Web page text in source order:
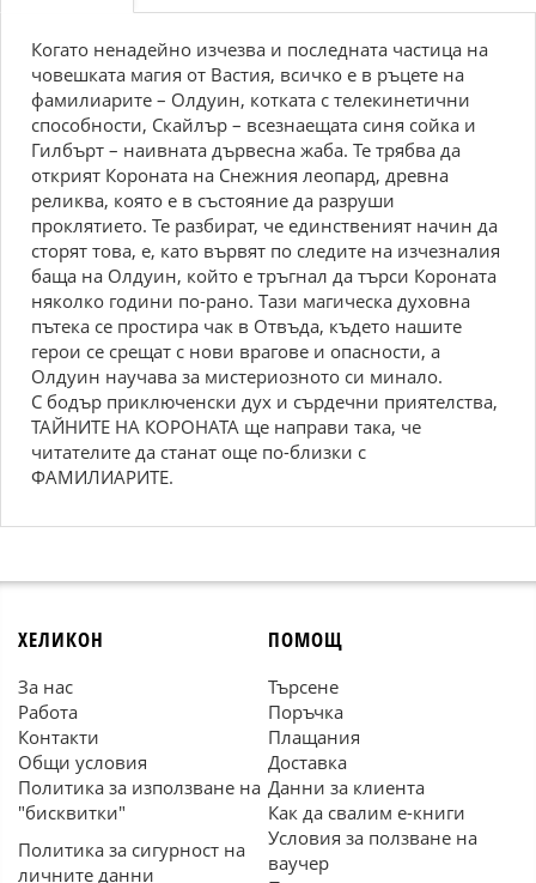
Когато ненадейно изчезва и последната частица на
човешката магия от Вастия, всичко е в ръцете на
фамилиарите – Олдуин, котката с телекинетични
способности, Скайлър – всезнаещата синя сойка и
Гилбърт – наивната дървесна жаба. Те трябва да
открият Короната на Снежния леопард, древна
реликва, която е в състояние да разруши
проклятието. Те разбират, че единственият начин да
сторят това, е, като вървят по следите на изчезналия
баща на Олдуин, който е тръгнал да търси Короната
няколко години по-рано. Тази магическа духовна
пътека се простира чак в Отвъда, където нашите
герои се срещат с нови врагове и опасности, а
Олдуин научава за мистериозното си минало.
С бодър приключенски дух и сърдечни приятелства,
ТАЙНИТЕ НА КОРОНАТА ще направи така, че
читателите да станат още по-близки с
ФАМИЛИАРИТЕ.
ХЕЛИКОН
За нас
Работа
Контакти
Общи условия
Политика за използване на
"бисквитки"
Политика за сигурност на
личните данни
ПОМОЩ
Търсене
Поръчка
Плащания
Доставка
Данни за клиента
Как да свалим е-книги
Условия за ползване на
ваучер